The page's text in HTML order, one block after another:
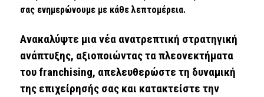
σας ενημερώνουμε με κάθε λεπτομέρεια.
Ανακαλύψτε μια νέα ανατρεπτική στρατηγική
ανάπτυξης, αξιοποιώντας τα πλεονεκτήματα
του franchising, απελευθερώστε τη δυναμική
της επιχείρησής σας και κατακτείστε την